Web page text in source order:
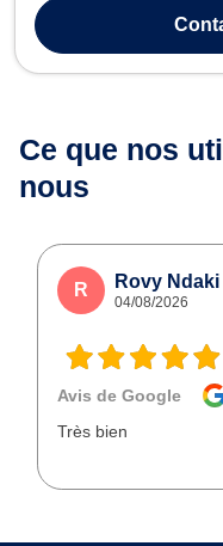
intérêts dans des
étrangers, elle vous ass...
Ce que nos
nous
R Rovy Ndaki
04/08/2026
Avis de Google
Très bien